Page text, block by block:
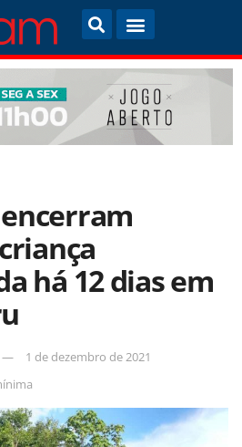
há 12 dias em
1 de dezembro de 2021